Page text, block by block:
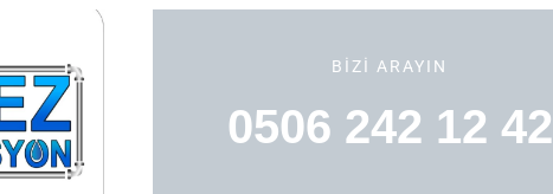
BIZI ARAYIN
0506 242 12 42